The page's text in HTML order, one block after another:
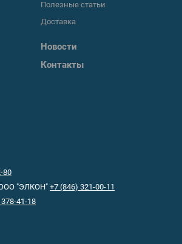
Полезные статьи
Доставка
Новости
Контакты
80
ООО "ЭЛКОН" +7 (846) 321-00-11
41-18